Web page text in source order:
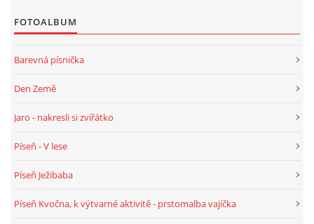
KALENDÁŘ PRO DĚTI
STÁTNÍ SVÁTKY
20.10. DEN STROMŮ
FOTOALBUM
Barevná písnička
Den Země
Jaro - nakresli si zvířátko
Píseň - V lese
Píseň Ježibaba
Píseň Kvočna, k výtvarné aktivitě - prstomalba vajíčka